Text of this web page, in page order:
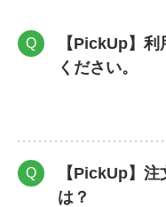
Q
【PickUp】
ください。
Q
【PickUp】
は？